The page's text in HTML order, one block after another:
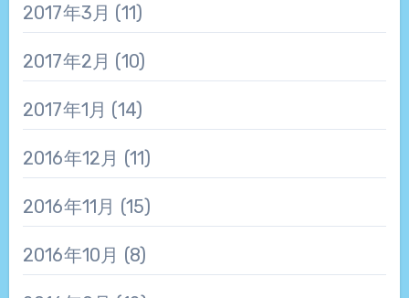
2017年3月 (11)
2017年2月 (10)
2017年1月 (14)
2016年12月 (11)
2016年11月 (15)
2016年10月 (8)